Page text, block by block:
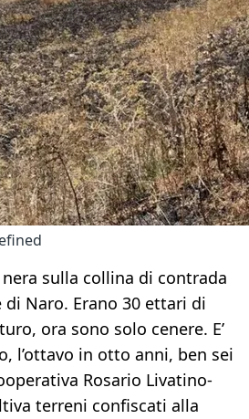
sulla collina di contrada
Naro. Erano 30 ettari di
ora sono solo cenere. E’
l’ottavo in otto anni, ben sei
Rosario Livatino-
terreni confiscati alla